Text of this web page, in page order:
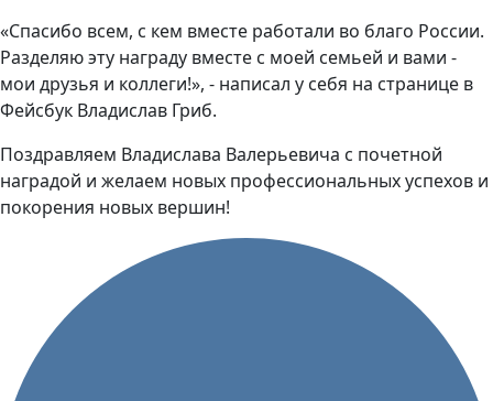
«Спасибо всем, с кем вместе работали во благо России.
Разделяю эту награду вместе с моей семьей и вами -
мои друзья и коллеги!», - написал у себя на странице в
Фейсбук Владислав Гриб.
Поздравляем Владислава Валерьевича с почетной
наградой и желаем новых профессиональных успехов и
покорения новых вершин!